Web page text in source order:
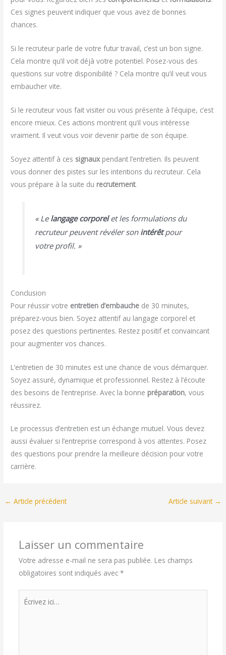
Ces signes peuvent indiquer que vous avez de bonnes
chances.
Si le recruteur parle de votre futur travail, c’est un bon signe.
Cela montre qu’il voit déjà votre potentiel. Posez-vous des
questions sur votre disponibilité ? Cela montre qu’il veut vous
embaucher vite.
Si le recruteur vous fait visiter ou vous présente à l’équipe, c’est
encore mieux. Ces actions montrent qu’il vous intéresse
vraiment. Il veut vous voir devenir partie de son équipe.
Soyez attentif à ces signauxpendant l’entretien. Ils peuvent
vous donner des pistes sur les intentions du recruteur. Cela
vous prépare à la suite du recrutement.
« Le langage corporelet les formulationsdu
recruteur peuvent révéler son intérêtpour
votre profil. »
Conclusion
Pour réussir votre entretien d’embauche de 30 minutes,
préparez-vous bien. Soyez attentif au langage corporel et
posez des questions pertinentes. Restez positif et convaincant
pour augmenter vos chances.
L’entretien de 30 minutes est une chance de vous démarquer.
Soyez assuré, dynamique et professionnel. Restez à l’écoute
des besoins de l’entreprise. Avec la bonne préparation, vous
réussirez.
Le processus d’entretien est un échange mutuel. Vous devez
aussi évaluer si l’entreprise correspond à vos attentes. Posez
des questions pour prendre la meilleure décision pour votre
carrière.
← Article précédent Article suivant →
Laisser un commentaire
Votre adresse e-mail ne sera pas publiée. Les champs
obligatoires sont indiqués avec *
Écrivez